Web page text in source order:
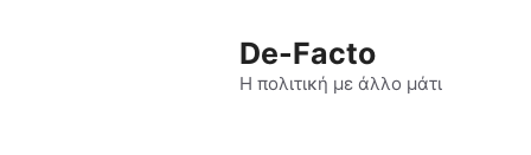
De-Facto
Η πολιτική με άλλο μάτι